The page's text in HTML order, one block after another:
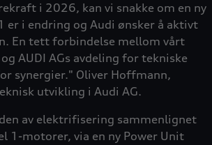
i 2026, kan vi snakke om en ny
er i endring og Audi ønsker å aktivt
En tett forbindelse mellom vårt
AUDI AGs avdeling for tekniske
synergier." Oliver Hoffmann,
utvikling i Audi AG.
av elektrifisering sammenlignet
1-motorer, via en ny Power Unit